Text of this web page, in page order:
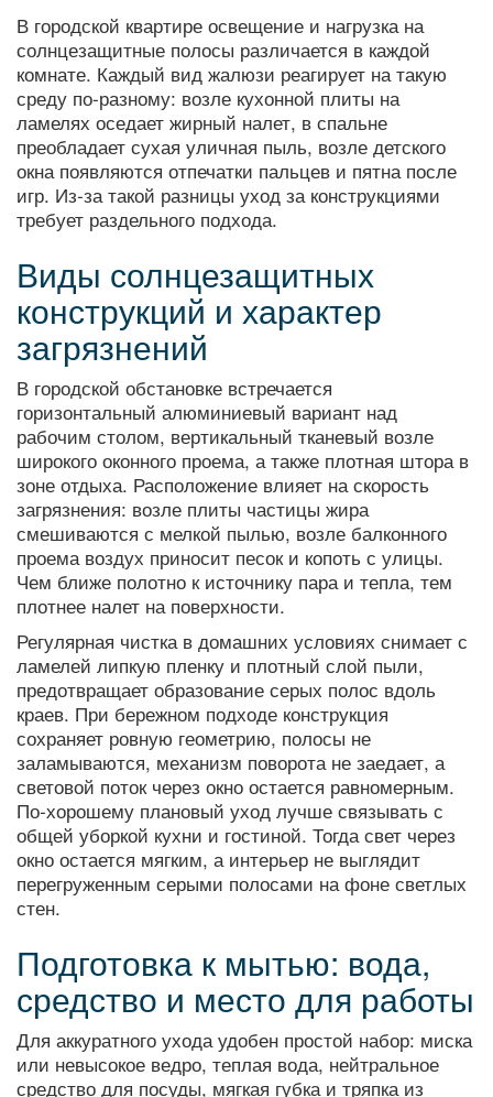
В городской квартире освещение и нагрузка на
солнцезащитные полосы различается в каждой
комнате. Каждый вид жалюзи реагирует на такую
среду по‑разному: возле кухонной плиты на
ламелях оседает жирный налет, в спальне
преобладает сухая уличная пыль, возле детского
окна появляются отпечатки пальцев и пятна после
игр. Из‑за такой разницы уход за конструкциями
требует раздельного подхода.
Виды солнцезащитных
конструкций и характер
загрязнений
В городской обстановке встречается
горизонтальный алюминиевый вариант над
рабочим столом, вертикальный тканевый возле
широкого оконного проема, а также плотная штора в
зоне отдыха. Расположение влияет на скорость
загрязнения: возле плиты частицы жира
смешиваются с мелкой пылью, возле балконного
проема воздух приносит песок и копоть с улицы.
Чем ближе полотно к источнику пара и тепла, тем
плотнее налет на поверхности.
Регулярная чистка в домашних условиях снимает с
ламелей липкую пленку и плотный слой пыли,
предотвращает образование серых полос вдоль
краев. При бережном подходе конструкция
сохраняет ровную геометрию, полосы не
заламываются, механизм поворота не заедает, а
световой поток через окно остается равномерным.
По‑хорошему плановый уход лучше связывать с
общей уборкой кухни и гостиной. Тогда свет через
окно остается мягким, а интерьер не выглядит
перегруженным серыми полосами на фоне светлых
стен.
Подготовка к мытью: вода,
средство и место для работы
Для аккуратного ухода удобен простой набор: миска
или невысокое ведро, теплая вода, нейтральное
средство для посуды, мягкая губка и тряпка из